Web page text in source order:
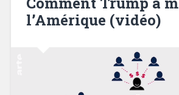
l’Amérique (vidéo)